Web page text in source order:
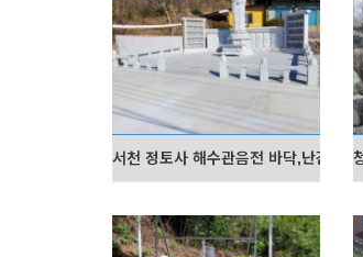
서천 정토사 해수관음전 바닥,난간 제